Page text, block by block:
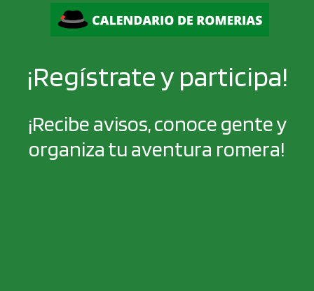
¡Regístrate y participa!
¡Recibe avisos, conoce gente y
organiza tu aventura romera!